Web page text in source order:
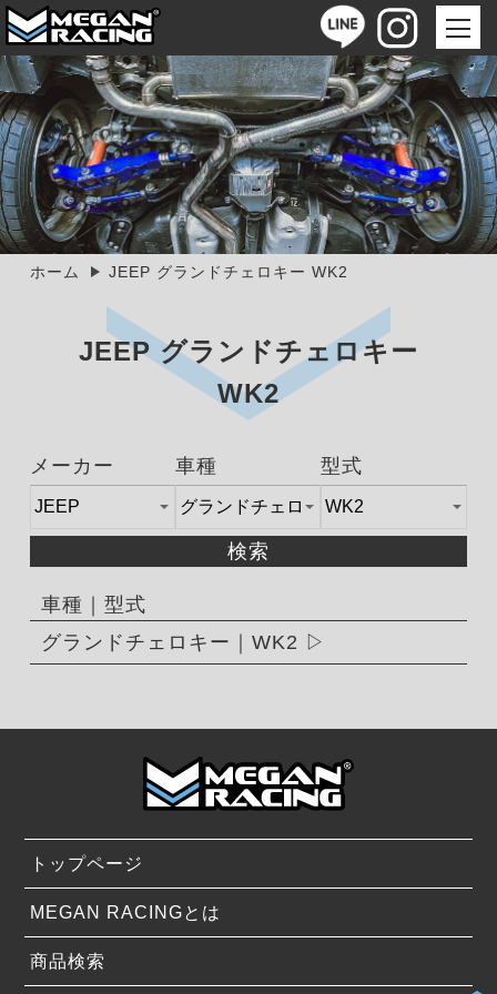
ホーム JEEP グランドチェロキー WK2
JEEP グランドチェロキー
WK2
メーカー 車種 型式
検索
車種｜型式
グランドチェロキー｜WK2
トップページ
MEGAN RACINGとは
商品検索